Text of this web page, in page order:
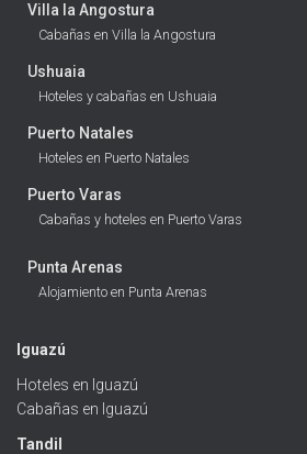
Villa la Angostura
Cabañas en Villa la Angostura
Ushuaia
Hoteles y cabañas en Ushuaia
Puerto Natales
Hoteles en Puerto Natales
Puerto Varas
Cabañas y hoteles en Puerto Varas
Punta Arenas
Alojamiento en Punta Arenas
Iguazú
Hoteles en Iguazú
Cabañas en Iguazú
Tandil